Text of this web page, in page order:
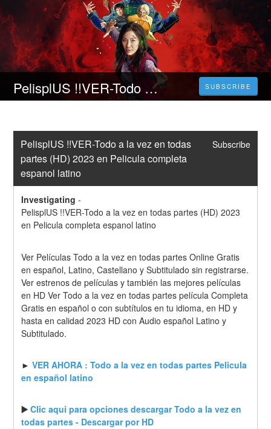
PelisplUS !!VER-Todo a la vez en todas partes (HD) 2023 en Pelicula completa espanol latino SUBSCRIBE
PelisplUS !!VER-Todo a la vez en todas
partes (HD) 2023 en Pelicula completa
espanol latino
Subscribe
Investigating -
PelisplUS !!VER-Todo a la vez en todas partes (HD) 2023
en Pelicula completa espanol latino
Ver Películas Todo a la vez en todas partes Online Gratis
en español, Latino, Castellano y Subtitulado sin registrarse.
Ver estrenos de películas y también las mejores películas
en HD Ver Todo a la vez en todas partes película Completa
Gratis en español o con subtítulos en tu idioma, en HD y
hasta en calidad 2023 HD con Audio español Latino y
Subtitulado.
► VER AHORA : Todo a la vez en todas partes Pelicula
en español latino
▶️ Clic aqui para opciones descargar Todo a la vez en
todas partes - Descargar por HD